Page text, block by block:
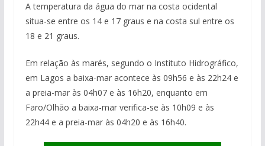
A temperatura da água do mar na costa ocidental
situa-se entre os 14 e 17 graus e na costa sul entre os
18 e 21 graus.
Em relação às marés, segundo o Instituto Hidrográfico,
em Lagos a baixa-mar acontece às 09h56 e às 22h24 e
a preia-mar às 04h07 e às 16h20, enquanto em
Faro/Olhão a baixa-mar verifica-se às 10h09 e às
22h44 e a preia-mar às 04h20 e às 16h40.